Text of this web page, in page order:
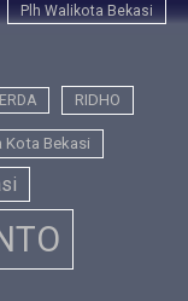
Plh Walikota Bekasi
RIDHO
Kota Bekasi